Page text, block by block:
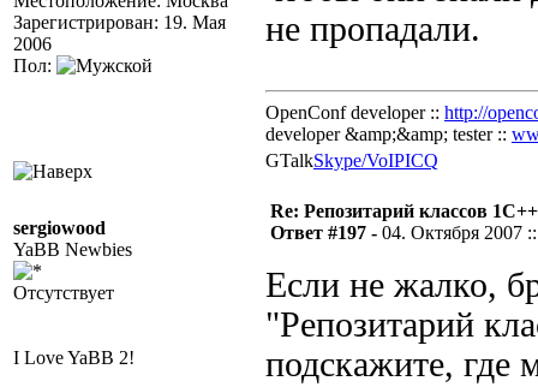
Зарегистрирован: 19. Мая
2006
Пол:
не пропадали.
OpenConf developer :: http://
developer &amp;&amp; tester ::
GTalkSkype/VoIPICQ
sergiowood
YaBB Newbies
Отсутствует
I Love YaBB 2!
Re: Репозитарий классов
Ответ #197 - 04. Октября 2007
Если не жалко,
"Репозитарий
подскажите, где